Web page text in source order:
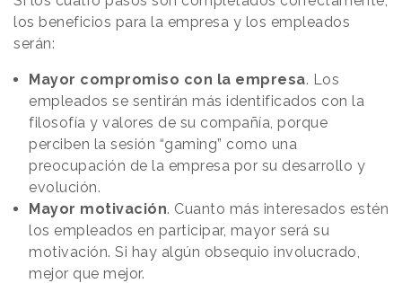
los beneficios para la empresa y los empleados
serán:
Mayor compromiso con la empresa. Los
empleados se sentirán más identificados con la
filosofía y valores de su compañía, porque
perciben la sesión “gaming” como una
preocupación de la empresa por su desarrollo y
evolución.
Mayor motivación. Cuanto más interesados estén
los empleados en participar, mayor será su
motivación. Si hay algún obsequio involucrado,
mejor que mejor.